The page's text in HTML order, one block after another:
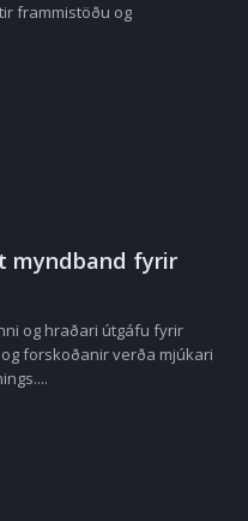
frammistöðu og
myndband fyrir
og hraðari útgáfu fyrir
forskoðanir verða mjúkari